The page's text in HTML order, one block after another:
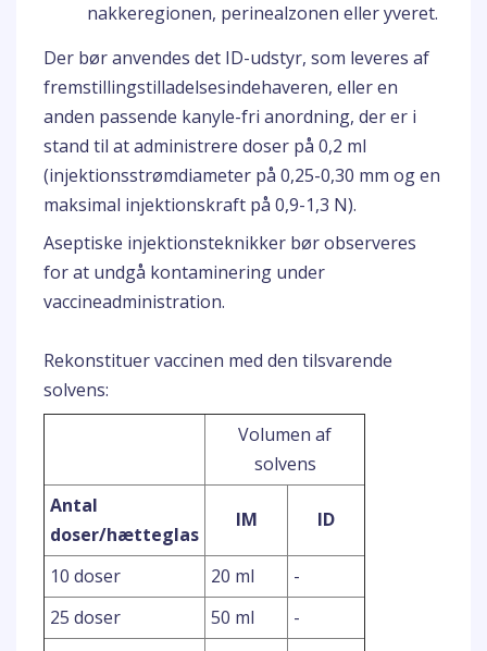
nakkeregionen, perinealzonen eller yveret.
Der bør anvendes det ID-udstyr, som leveres af
fremstillingstilladelsesindehaveren, eller en
anden passende kanyle-fri anordning, der er i
stand til at administrere doser på 0,2 ml
(injektionsstrømdiameter på 0,25-0,30 mm og en
maksimal injektionskraft på 0,9-1,3 N).
Aseptiske injektionsteknikker bør observeres
for at undgå kontaminering under
vaccineadministration.
Rekonstituer vaccinen med den tilsvarende
solvens:
Volumen af
solvens
Antal
doser/hætteglas
IM ID
10 doser 20 ml
-
25 doser
50 ml
-